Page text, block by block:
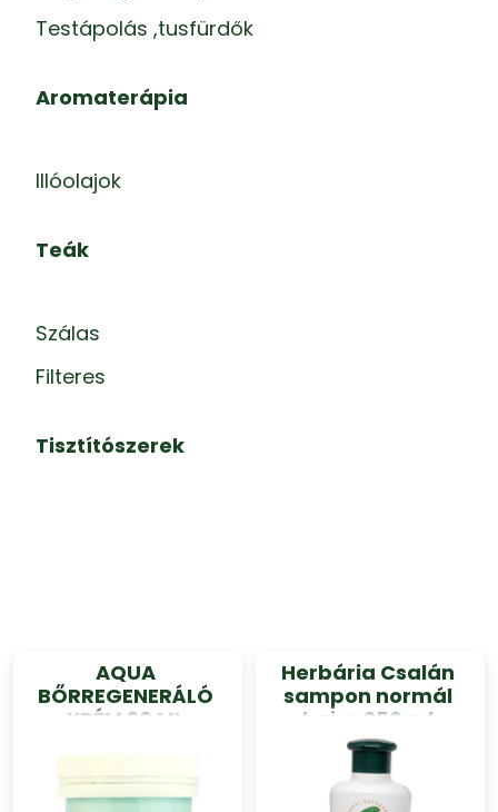
Testápolás ,tusfürdők
Aromaterápia
Illóolajok
Teák
Szálas
Filteres
Tisztítószerek
AQUA
BŐRREGENERÁLÓ
KRÉM 90 ML
Herbária Csalán
sampon normál
hajra 250 ml